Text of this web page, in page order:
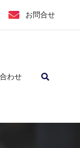
お問合せ
わせ